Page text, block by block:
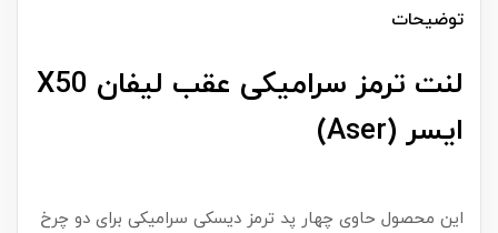
توضیحات
لنت ترمز سرامیکی عقب لیفان X50
ایسر (Aser)
این محصول حاوی چهار پد ترمز دیسکی سرامیکی برای دو چرخ